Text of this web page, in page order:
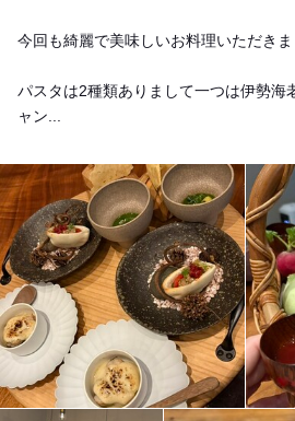
今回も綺麗で美味しいお料理いただきま
パスタは2種類ありまして一つは伊勢海
ャン...